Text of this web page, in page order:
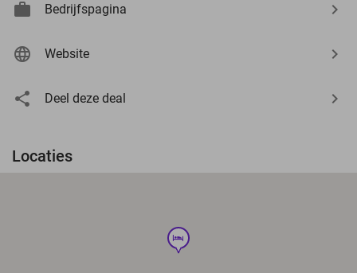
Bedrijfspagina
Website
Deel deze deal
Locaties
hotel